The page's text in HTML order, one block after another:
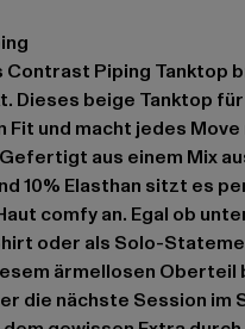
Contrast Piping Tanktop
Dieses beige Tanktop
Fit und macht jedes
aus einem Mix
10% Elasthan sitzt es
comfy an. Egal ob
oder als Solo-
ärmellosen Oberteil
die nächste Session im